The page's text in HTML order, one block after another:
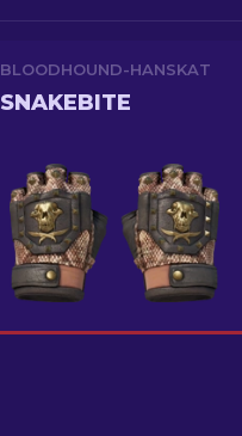
BLOODHOUND-HANSKAT
SNAKEBITE